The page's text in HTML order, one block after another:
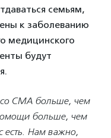
семьям,
к заболеванию
медицинского
будут
СМА больше, чем
больше, чем
есть. Нам важно,